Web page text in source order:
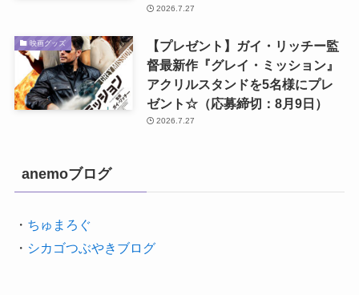
2026.7.27
映画グッズ
【プレゼント】ガイ・リッチー監
督最新作『グレイ・ミッション』
アクリルスタンドを5名様にプレ
ゼント☆（応募締切：8月9日）
2026.7.27
anemoブログ
・ ちゅまろぐ
・ シカゴつぶやきブログ